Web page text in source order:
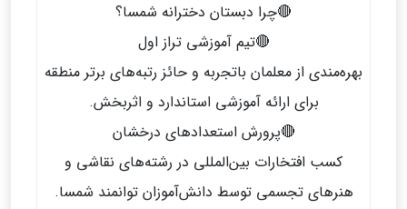
🔴چرا دبستان دخترانه شمسا؟
🔴تیم آموزشی تراز اول
بهره‌مندی از معلمان باتجربه و حائز رتبه‌های برتر منطقه
برای ارائه آموزشی استاندارد و اثربخش.
🔴پرورش استعدادهای درخشان
کسب افتخارات بین‌المللی در رشته‌های نقاشی و
هنرهای تجسمی توسط دانش‌آموزان توانمند شمسا.